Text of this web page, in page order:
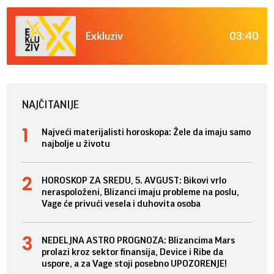
Exkluziv 03:40
NAJČITANIJE
Najveći materijalisti horoskopa: Žele da imaju samo
najbolje u životu
HOROSKOP ZA SREDU, 5. AVGUST: Bikovi vrlo
neraspoloženi, Blizanci imaju probleme na poslu,
Vage će privući vesela i duhovita osoba
NEDELJNA ASTRO PROGNOZA: Blizancima Mars
prolazi kroz sektor finansija, Device i Ribe da
uspore, a za Vage stoji posebno UPOZORENJE!